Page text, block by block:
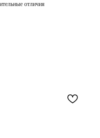
отличия